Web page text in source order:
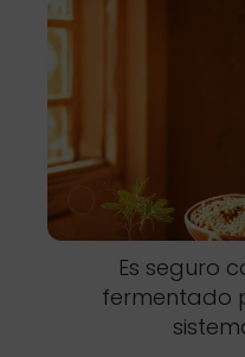
Es seguro
fermentado